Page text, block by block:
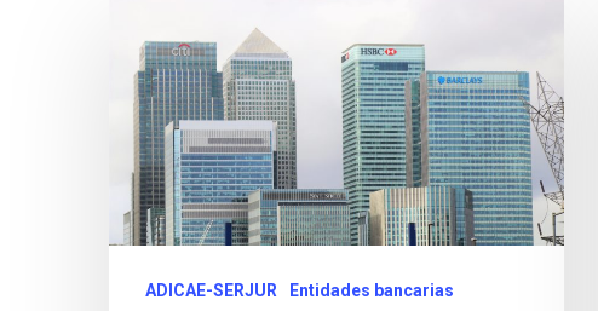
ADICAE-SERJUR Entidades bancarias